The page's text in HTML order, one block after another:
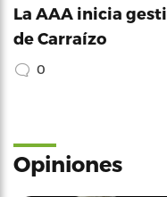
La AAA inicia
de Carraízo
0
Opiniones